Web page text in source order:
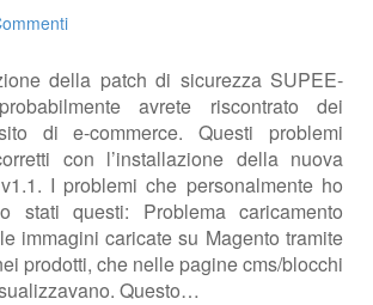
della patch di sicurezza SUPEE-
avrete riscontrato dei
di e-commerce. Questi problemi
con l’installazione della nuova
I problemi che personalmente ho
stati questi: Problema caricamento
immagini caricate su Magento tramite
prodotti, che nelle pagine cms/blocchi
Questo…